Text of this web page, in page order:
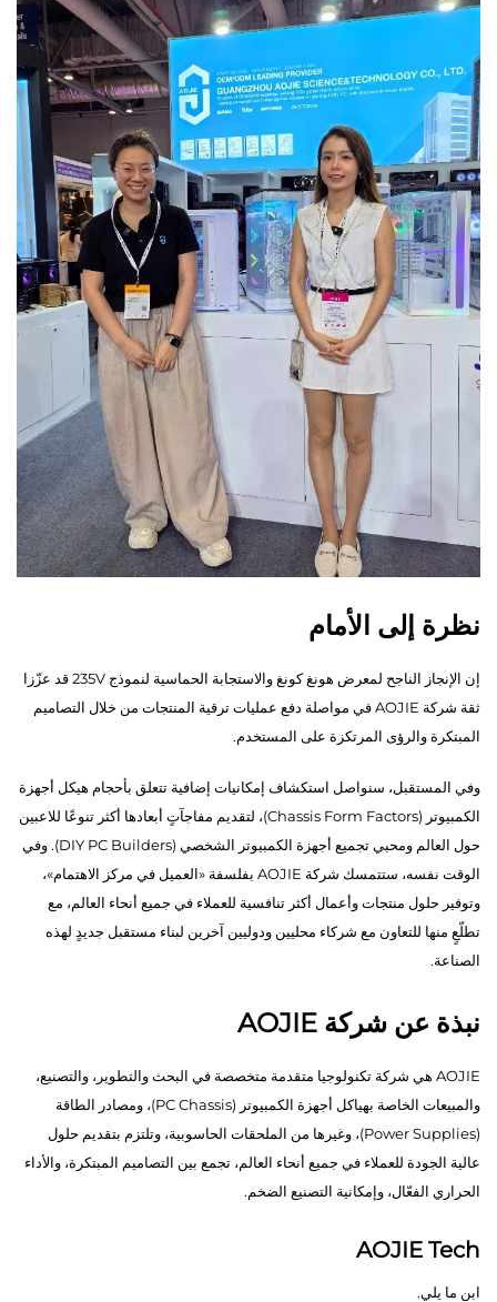
نظرة إلى الأمام
إن الإنجاز الناجح لمعرض هونغ كونغ والاستجابة الحماسية لنموذج 235V قد عزّزا
ثقة شركة AOJIE في مواصلة دفع عمليات ترقية المنتجات من خلال التصاميم
المبتكرة والرؤى المرتكزة على المستخدم.
وفي المستقبل، سنواصل استكشاف إمكانيات إضافية تتعلق بأحجام هيكل أجهزة
الكمبيوتر (Chassis Form Factors)، لتقديم مفاجآتٍ أبعادها أكثر تنوعًا للاعبين
حول العالم ومحبي تجميع أجهزة الكمبيوتر الشخصي (DIY PC Builders). وفي
الوقت نفسه، ستتمسك شركة AOJIE بفلسفة «العميل في مركز الاهتمام»،
وتوفير حلول منتجات وأعمال أكثر تنافسية للعملاء في جميع أنحاء العالم، مع
تطلّعٍ منها للتعاون مع شركاء محليين ودوليين آخرين لبناء مستقبل جديدٍ لهذه
الصناعة.
نبذة عن شركة AOJIE
AOJIE هي شركة تكنولوجيا متقدمة متخصصة في البحث والتطوير، والتصنيع،
والمبيعات الخاصة بهياكل أجهزة الكمبيوتر (PC Chassis)، ومصادر الطاقة
(Power Supplies)، وغيرها من الملحقات الحاسوبية، وتلتزم بتقديم حلول
عالية الجودة للعملاء في جميع أنحاء العالم، تجمع بين التصاميم المبتكرة، والأداء
الحراري الفعّال، وإمكانية التصنيع الضخم.
AOJIE Tech
ابنِ ما يلي.